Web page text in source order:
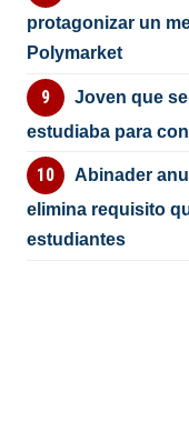
protagonizar un
Polymarket
Joven que
estudiaba para
Abinader
elimina requisito
estudiantes